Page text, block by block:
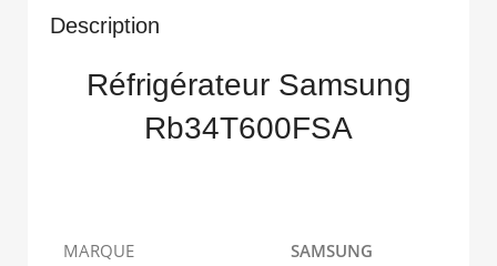
Description
Réfrigérateur Samsung
Rb34T600FSA
MARQUE SAMSUNG